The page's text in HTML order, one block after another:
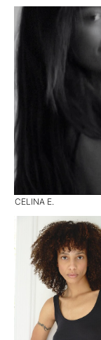
CELINA E.